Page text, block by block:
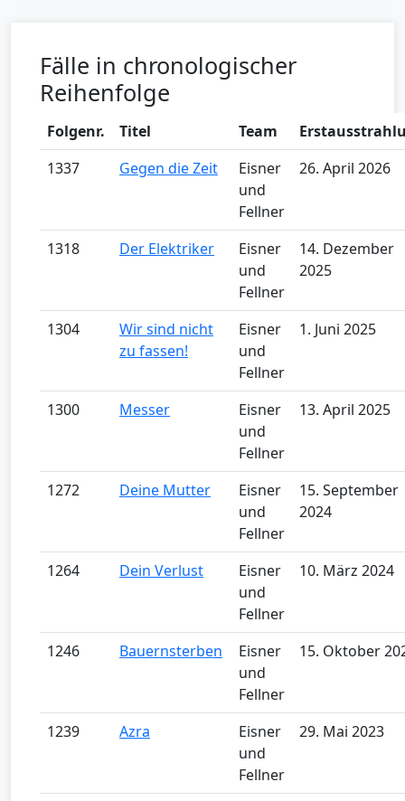
Fälle in chronologischer
Reihenfolge
Folgenr. Titel Team
1337
Gegen die Zeit
Eisner
und
Fellner
26. April 2026
1318 Der Elektriker
Eisner
und
Fellner
14. Dezember
2025
1304
Wir sind nicht
zu fassen!
Eisner
und
Fellner
1. Juni 2025
1300 Messer
Eisner
und
Fellner
13. April 2025
1272 Deine Mutter
Eisner
und
Fellner
15. September
2024
1264 Dein Verlust
Eisner
und
Fellner
10. März 2024
1246 Bauernsterben
Eisner
und
Fellner
15. Oktober
1239 Azra
Eisner
und
Fellner
29. Mai 2023